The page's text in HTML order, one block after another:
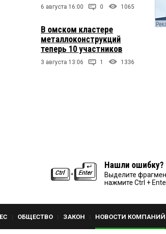
6 августа 16:00 0 1065
В омском кластере
металлоконструкций
теперь 10 участников
3 августа 13:06 1 1336
Нашли ошибку?
Выделите
нажмите Ctrl +
ОБЩЕСТВО ЗАКОН НОВОСТИ КОМПАНИЙ